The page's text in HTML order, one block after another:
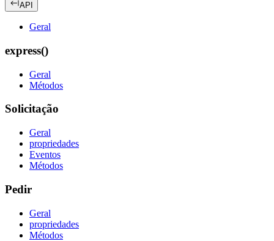
API
Geral
express()
Geral
Métodos
Solicitação
Geral
propriedades
Eventos
Métodos
Pedir
Geral
propriedades
Métodos